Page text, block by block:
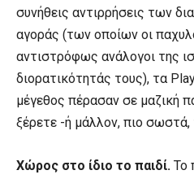
συνήθεις αντιρρήσεις των
αγοράς (των οποίων οι
αντιστρόφως ανάλογοι της
διορατικότητάς τους), τα
μέγεθος πέρασαν σε μαζική
ξέρετε -ή μάλλον, πιο σωστά,
Χώρος στο ίδιο το παιδί. Το